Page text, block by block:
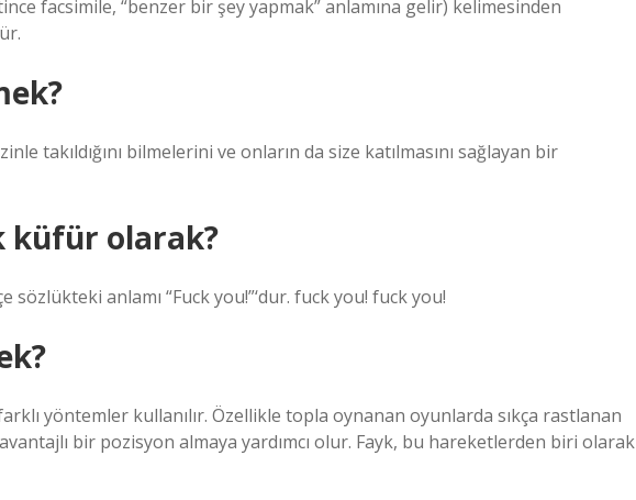
facsimile, “benzer bir şey yapmak” anlamına gelir) kelimesinden
takıldığını bilmelerini ve onların da size katılmasını sağlayan bir
küfür olarak?
anlamı “Fuck you!”‘dur. fuck you! fuck you!
yöntemler kullanılır. Özellikle topla oynanan oyunlarda sıkça rastlanan
bir pozisyon almaya yardımcı olur. Fayk, bu hareketlerden biri olarak